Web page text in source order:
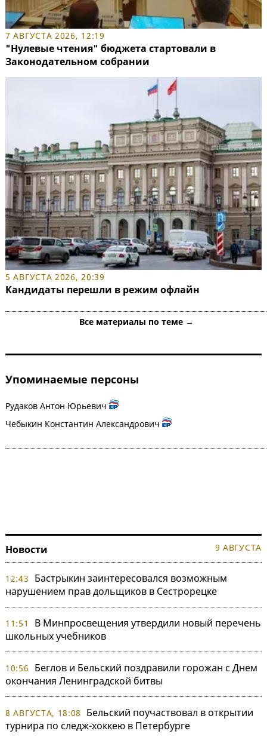
7 АВГУСТА 2026, 12:19
"Нулевые чтения" бюджета стартовали в
Законодательном собрании
5 АВГУСТА 2026, 20:39
Кандидаты перешли в режим офлайн
Все материалы по теме →
Упоминаемые персоны
Рудаков Антон Юрьевич
Чебыкин Константин Александрович
Новости 9 АВГУСТА
12:43
Бастрыкин заинтересовался возможным
нарушением прав дольщиков в Сестрорецке
11:51
В Минпросвещения утвердили новый перечень
школьных учебников
10:56
Беглов и Бельский поздравили горожан с Днем
окончания Ленинградской битвы
8 АВГУСТА, 18:08
Бельский поучаствовал в открытии
турнира по следж-хоккею в Петербурге